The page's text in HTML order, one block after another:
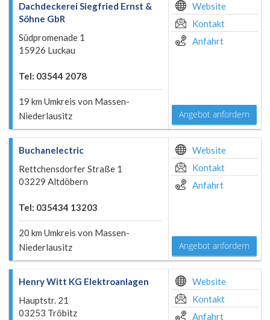
Dachdeckerei Siegfried Ernst &
Söhne GbR
Südpromenade 1
15926 Luckau
Tel: 03544 2078
19 km Umkreis von Massen-
Niederlausitz
Website
Kontakt
Anfahrt
Angebot anfordern
Buchanelectric
Rettchensdorfer Straße 1
03229 Altdöbern
Tel: 035434 13203
20 km Umkreis von Massen-
Niederlausitz
Website
Kontakt
Anfahrt
Angebot anfordern
Henry Witt KG Elektroanlagen
Hauptstr. 21
03253 Tröbitz
Website
Kontakt
Anfahrt